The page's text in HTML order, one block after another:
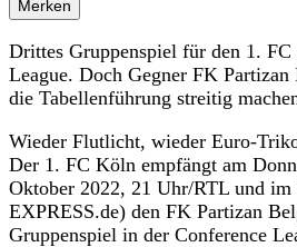
Merken
Drittes Gruppenspiel für den 1.
League. Doch Gegner FK
die Tabellenführung streitig
Wieder Flutlicht, wieder Euro-
Der 1. FC Köln empfängt am
Oktober 2022, 21 Uhr/RTL und
EXPRESS.de) den FK Partizan
Gruppenspiel in der Conference